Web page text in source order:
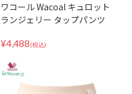
ワコール Wacoal キュロット
ランジェリー タップパンツ
由来素材使用 HDB522 MLサ
¥4,488(税込)